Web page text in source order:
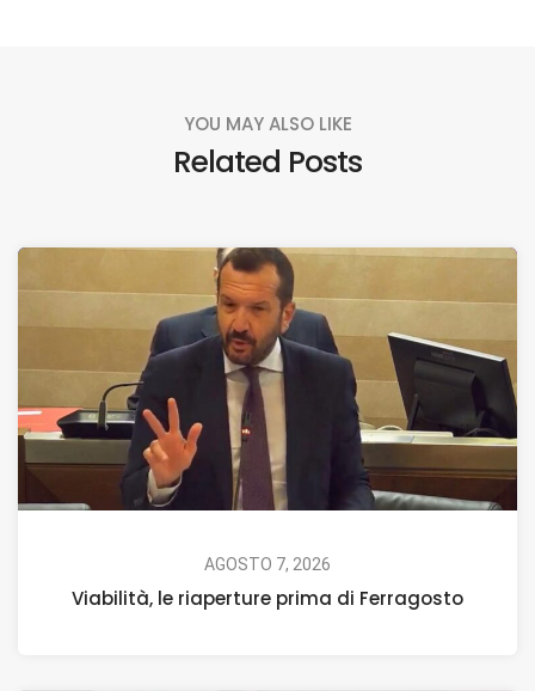
YOU MAY ALSO LIKE
Related Posts
AGOSTO 7, 2026
Viabilità, le riaperture prima di Ferragosto